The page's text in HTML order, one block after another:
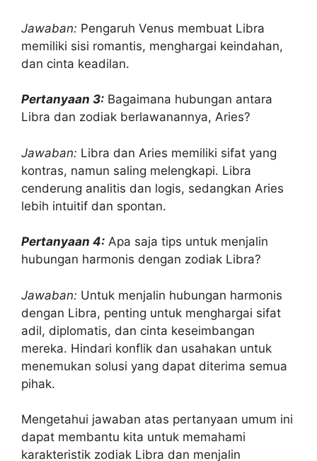
Jawaban: Pengaruh Venus membuat Libra
memiliki sisi romantis, menghargai keindahan,
dan cinta keadilan.
Pertanyaan 3: Bagaimana hubungan antara
Libra dan zodiak berlawanannya, Aries?
Jawaban: Libra dan Aries memiliki sifat yang
kontras, namun saling melengkapi. Libra
cenderung analitis dan logis, sedangkan Aries
lebih intuitif dan spontan.
Pertanyaan 4: Apa saja tips untuk menjalin
hubungan harmonis dengan zodiak Libra?
Jawaban: Untuk menjalin hubungan harmonis
dengan Libra, penting untuk menghargai sifat
adil, diplomatis, dan cinta keseimbangan
mereka. Hindari konflik dan usahakan untuk
menemukan solusi yang dapat diterima semua
pihak.
Mengetahui jawaban atas pertanyaan umum ini
dapat membantu kita untuk memahami
karakteristik zodiak Libra dan menjalin